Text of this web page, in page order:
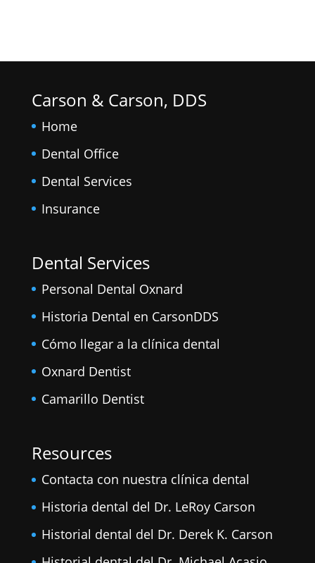
Carson & Carson, DDS
Home
Dental Office
Dental Services
Insurance
Dental Services
Personal Dental Oxnard
Historia Dental en CarsonDDS
Cómo llegar a la clínica dental
Oxnard Dentist
Camarillo Dentist
Resources
Contacta con nuestra clínica dental
Historia dental del Dr. LeRoy Carson
Historial dental del Dr. Derek K. Carson